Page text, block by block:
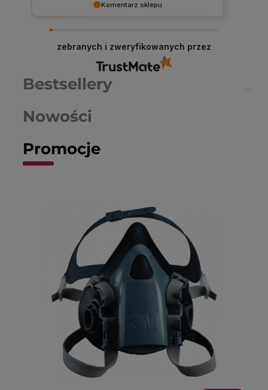
Komentarz sklepu
sklepu! W Chemiczna-hurtownia.pl stawiamy na
najwyższą jakość obsługi i asortymentu, dlatego
każda taka opinia jest dla nas cenna. Dzięki
Twojemu feedbackowi możemy jeszcze lepiej
dostosować nasze usługi do potrzeb naszych
zebranych i zweryfikowanych przez
Promocje
Nowości
Bestsellery